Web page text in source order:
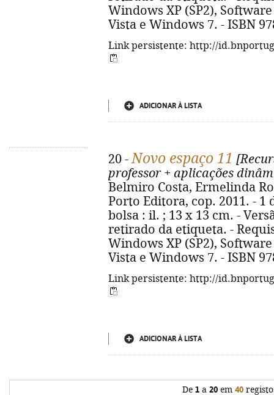
Windows XP (SP2),
Vista e Windows 7. - ISBN
Link persistente: http://
ADICIONAR À LISTA
20 -Novo espaço 11
professor + aplicações
Belmiro Costa, Ermelinda
Porto Editora, cop. 2011. - 1
bolsa : il. ; 13 x 13 cm. -
retirado da etiqueta. -
Windows XP (SP2),
Vista e Windows 7. - ISBN
Link persistente: http://
ADICIONAR À LISTA
De 1a 20em 40